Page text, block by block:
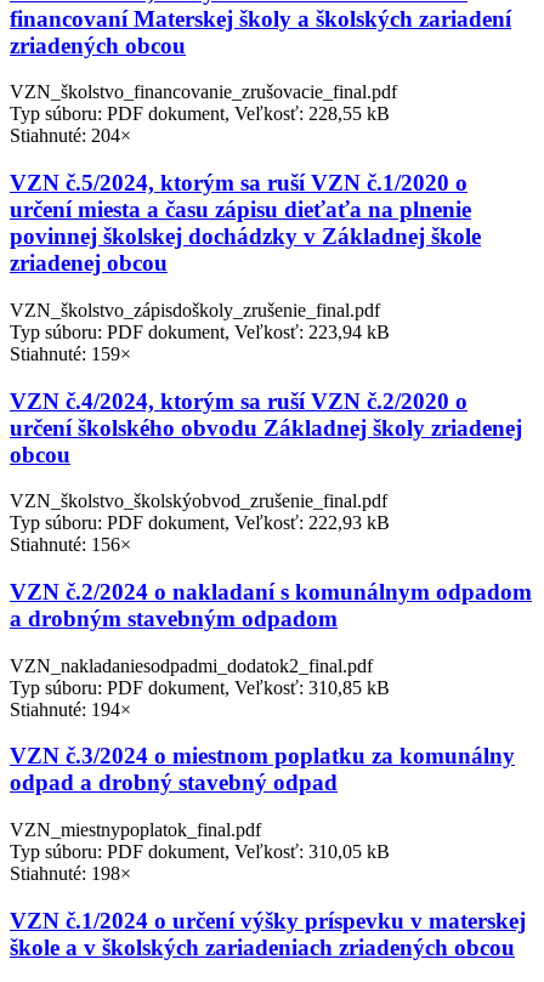
financovaní Materskej školy a školských zariadení
zriadených obcou
VZN_školstvo_financovanie_zrušovacie_final.pdf
Typ súboru: PDF dokument, Veľkosť: 228,55 kB
Stiahnuté: 204×
VZN č.5/2024, ktorým sa ruší VZN č.1/2020 o
určení miesta a času zápisu dieťaťa na plnenie
povinnej školskej dochádzky v Základnej škole
zriadenej obcou
VZN_školstvo_zápisdoškoly_zrušenie_final.pdf
Typ súboru: PDF dokument, Veľkosť: 223,94 kB
Stiahnuté: 159×
VZN č.4/2024, ktorým sa ruší VZN č.2/2020 o
určení školského obvodu Základnej školy zriadenej
obcou
VZN_školstvo_školskýobvod_zrušenie_final.pdf
Typ súboru: PDF dokument, Veľkosť: 222,93 kB
Stiahnuté: 156×
VZN č.2/2024 o nakladaní s komunálnym odpadom
a drobným stavebným odpadom
VZN_nakladaniesodpadmi_dodatok2_final.pdf
Typ súboru: PDF dokument, Veľkosť: 310,85 kB
Stiahnuté: 194×
VZN č.3/2024 o miestnom poplatku za komunálny
odpad a drobný stavebný odpad
VZN_miestnypoplatok_final.pdf
Typ súboru: PDF dokument, Veľkosť: 310,05 kB
Stiahnuté: 198×
VZN č.1/2024 o určení výšky príspevku v materskej
škole a v školských zariadeniach zriadených obcou